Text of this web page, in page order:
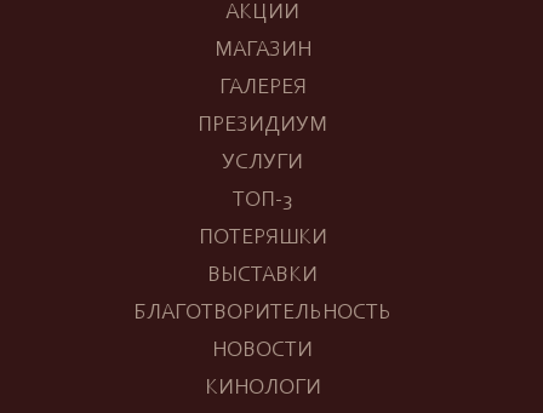
АКЦИИ
МАГАЗИН
ГАЛЕРЕЯ
ПРЕЗИДИУМ
УСЛУГИ
ТОП-3
ПОТЕРЯШКИ
ВЫСТАВКИ
БЛАГОТВОРИТЕЛЬНОСТЬ
НОВОСТИ
КИНОЛОГИ